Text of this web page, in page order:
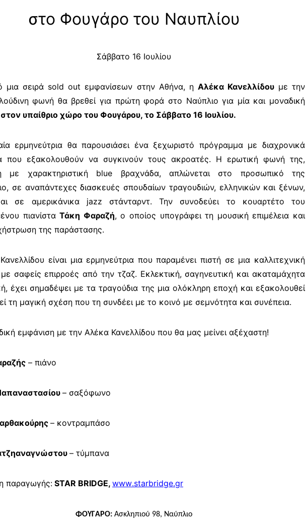
στο Φουγάρο του Ναυπλίου
Σάββατο 16 Ιουλίου
σειρά sold out εμφανίσεων στην Αθήνα, η Αλέκα Κανελλίδου με την
φωνή θα βρεθεί για πρώτη φορά στο Ναύπλιο για μία και μοναδική
στον υπαίθριο χώρο του Φουγάρου, το Σάββατο 16 Ιουλίου.
ερμηνεύτρια θα παρουσιάσει ένα ξεχωριστό πρόγραμμα με διαχρονικά
που εξακολουθούν να συγκινούν τους ακροατές. Η ερωτική φωνή της,
με χαρακτηριστική blue βραχνάδα, απλώνεται στο προσωπικό της
σε αναπάντεχες διασκευές σπουδαίων τραγουδιών, ελληνικών και ξένων,
σε αμερικάνικα jazz στάνταρντ.Την συνοδεύει το κουαρτέτο του
πιανίσταΤάκη Φαραζή, ο οποίος υπογράφει τη μουσική επιμέλεια και
της παράστασης.
είναι μια ερμηνεύτρια που παραμένει πιστή σε μια καλλιτεχνική
σαφείς επιρροές από την τζαζ. Εκλεκτική, σαγηνευτική και ακαταμάχητα
έχει σημαδέψει με τα τραγούδια της μια ολόκληρη εποχή και εξακολουθεί
τη μαγική σχέση που τη συνδέει με το κοινό με σεμνότητα και συνέπεια.
εμφάνιση με την Αλέκα Κανελλίδου που θα μας μείνει αξέχαστη!
– πιάνο
– σαξόφωνο
– κοντραμπάσο
– τύμπανα
παραγωγής:STAR BRIDGE, www.starbridge.gr
ΦΟΥΓΑΡΟ: Ασκληπιού 98, Ναύπλιο